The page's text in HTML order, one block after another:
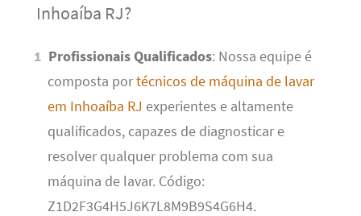
Inhoaíba RJ?
Profissionais Qualificados: Nossa equipe é
composta portécnicos de máquina de lavar
em Inhoaíba RJ experientes e altamente
qualificados, capazes de diagnosticar e
resolver qualquer problema com sua
máquina de lavar. Código:
Z1D2F3G4H5J6K7L8M9B9S4G6H4.